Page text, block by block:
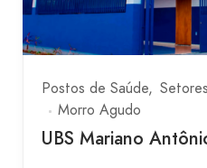
Postos de Saúde
Morro Agudo
UBS Mariano